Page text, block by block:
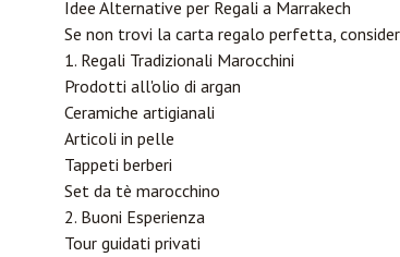
Idee Alternative per Regali a Marrakech
Se non trovi la carta regalo perfetta,
1. Regali Tradizionali Marocchini
Prodotti all'olio di argan
Ceramiche artigianali
Articoli in pelle
Tappeti berberi
Set da tè marocchino
2. Buoni Esperienza
Tour guidati privati